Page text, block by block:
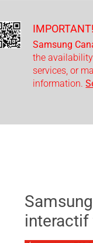
IMPORTANT!
Samsung
the
services, or
information.
interactif